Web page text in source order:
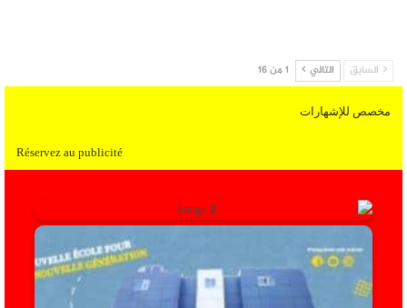
السابق التالي 1 من 16
مخصص للإشهارات
Réservez au publicité